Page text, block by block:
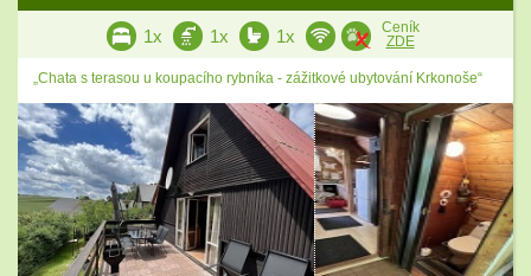
1x 1x 1x
Ceník
ZDE
„Chata s terasou u koupacího rybníka - zážitkové ubytování Krkonoše“